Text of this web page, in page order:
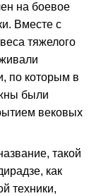
на боевое
Вместе с
тяжелого
по которым в
были
вековых
такой
как
техники,